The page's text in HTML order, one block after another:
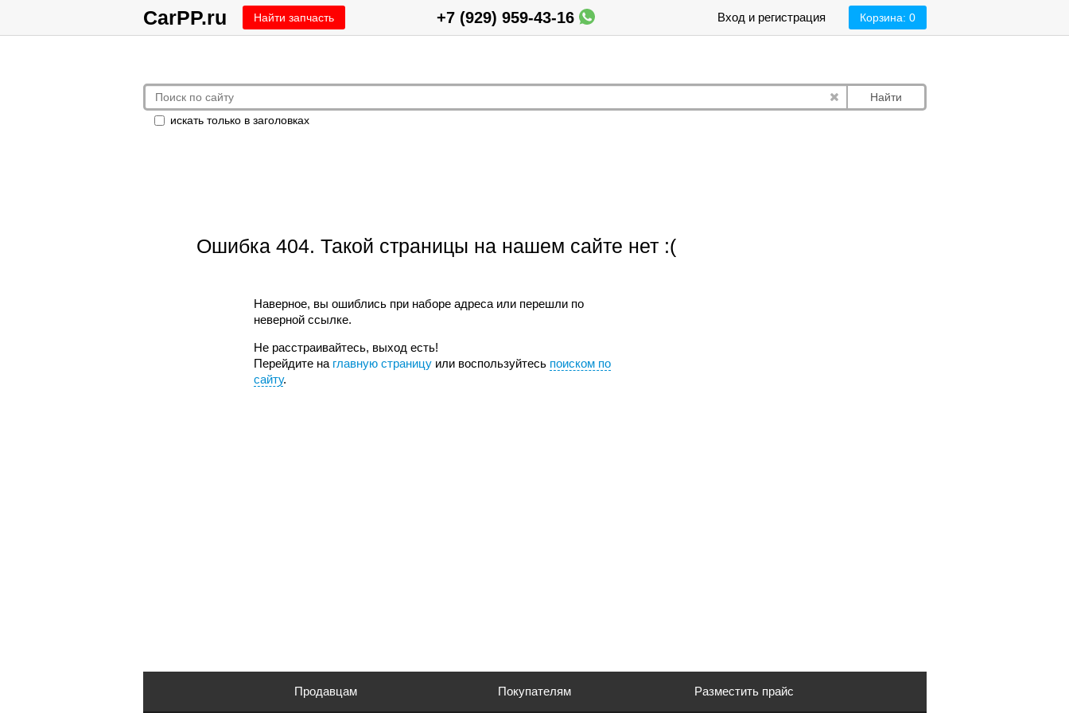
CarPP.ru Найти запчасть Корзина: 0
Вход и регистрация
+7 (929) 959-43-16
Найти
искать только в заголовках
Ошибка 404. Такой страницы на нашем сайте нет :(
Наверное, вы ошиблись при наборе адреса или перешли по
неверной ссылке.
Не расстраивайтесь, выход есть!
Перейдите на главную страницуили воспользуйтесь поиском по
сайту.
Продавцам Покупателям Разместить прайс